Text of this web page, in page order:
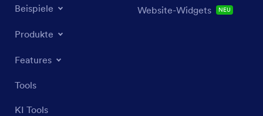
Beispiele
Produkte
Features
Tools
KI Tools
Website-Widgets NEU